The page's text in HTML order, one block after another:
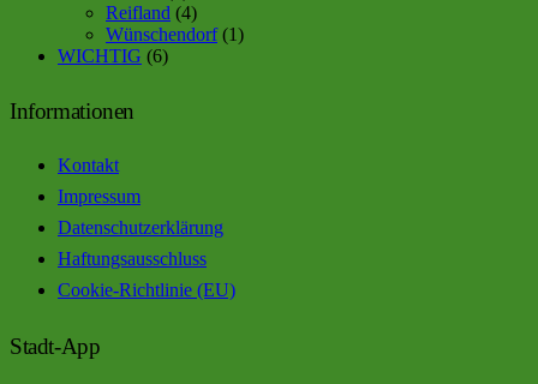
Reifland (4)
Wünschendorf(1)
WICHTIG (6)
Informationen
Kontakt
Impressum
Datenschutzerklärung
Haftungsausschluss
Cookie-Richtlinie (EU)
Stadt-App